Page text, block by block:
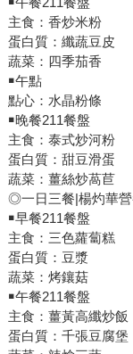
主食：香炒米粉
蛋白質：纖蔬豆皮
蔬菜：四季茄香
￭午點
點心：水晶粉條
￭晚餐211餐盤
主食：泰式炒河粉
蛋白質：甜豆滑蛋
蔬菜：薑絲炒萵苣
◎一日三餐|楊灼華
￭早餐211餐盤
主食：三色蘿蔔糕
蛋白質：豆漿
蔬菜：烤鑲菇
￭午餐211餐盤
主食：薑黃高纖炒飯
蛋白質：千張豆腐堡